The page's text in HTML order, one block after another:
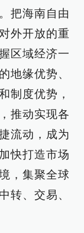
把海南自由
外开放的重
区域经济一
地缘优势、
制度优势，
推动实现各
流动，成为
快打造市场
，集聚全球
转、交易、